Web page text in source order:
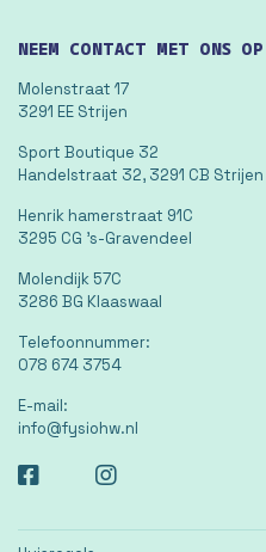
NEEM CONTACT MET ONS OP
Molenstraat 17
3291 EE Strijen
Sport Boutique 32
Handelstraat 32, 3291 CB Strijen
Henrik hamerstraat 91C
3295 CG 's-Gravendeel
Molendijk 57C
3286 BG Klaaswaal
Telefoonnummer:
078 674 3754
E-mail:
info@fysiohw.nl